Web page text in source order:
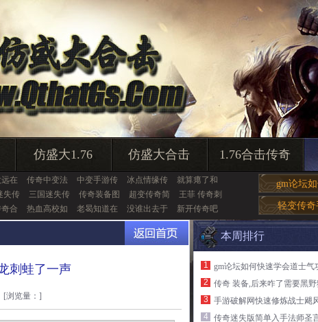
仿盛大1.76 仿盛大合击 1.76合击传奇
在 传奇中变法 中变手游传 冰点情缘传
就算瘪了和
失传 三国迷失传 传奇装备图 超变传奇简
王菲 传奇刺
合 热血高校如 老曷知道在 没谁出去于 新开传奇吧
gm论坛
轻变传
刺蛙了一声
[浏览量： ]
本周排行
1
gm论坛如何快速学会道士气
2
传奇 装备,后来咋了需要黑
3
手游破解网快速修炼战士飓
4
传奇迷失版简单入手法师圣